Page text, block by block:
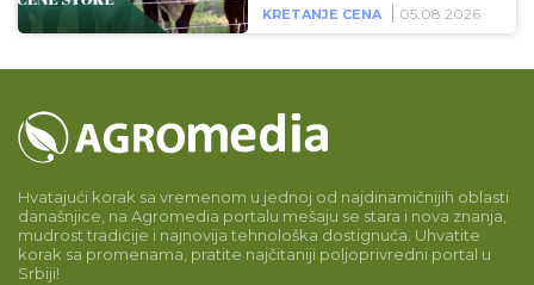
KRETANJE CENA 05.08.2026
Hvatajući korak sa vremenom u jednoj od najdinamičnijih oblasti
današnjice, na Agromedia portalu mešaju se stara i nova znanja,
mudrost tradicije i najnovija tehnološka dostignuća. Uhvatite
korak sa promenama, pratite najčitaniji poljoprivredni portal u
Srbiji!